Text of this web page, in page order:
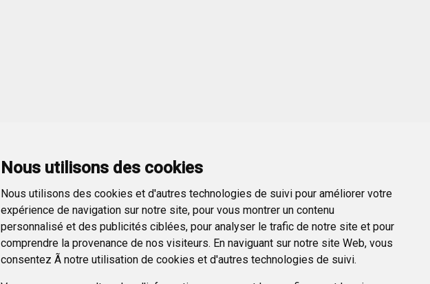
Nous utilisons des cookies
Nous utilisons des cookies et d'autres technologies de suivi pour améliorer votre
expérience de navigation sur notre site, pour vous montrer un contenu
personnalisé et des publicités ciblées, pour analyser le trafic de notre site et pour
comprendre la provenance de nos visiteurs. En naviguant sur notre site Web, vous
consentez Ã notre utilisation de cookies et d'autres technologies de suivi.